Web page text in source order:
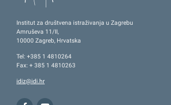
Institut za društvena istraživanja u Zagrebu
Amruševa 11/II,
10000 Zagreb, Hrvatska
Tel: +385 1 4810264
Fax: + 385 1 4810263
idiz@idi.hr